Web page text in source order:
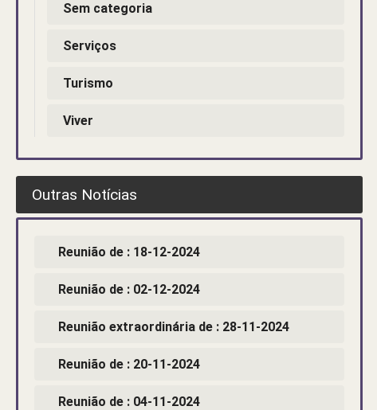
Sem categoria
Serviços
Turismo
Viver
Outras Notícias
Reunião de : 18-12-2024
Reunião de : 02-12-2024
Reunião extraordinária de : 28-11-2024
Reunião de : 20-11-2024
Reunião de : 04-11-2024